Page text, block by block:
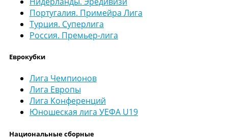
Португалия. Примейра Лига
Турция. Суперлига
Россия. Премьер-лига
Еврокубки
Лига Чемпионов
Лига Европы
Лига Конференций
Юношеская лига УЕФА U19
Национальные сборные